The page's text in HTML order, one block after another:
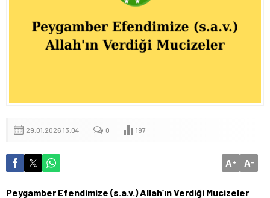
29.01.2026 13:04 0 197
A+ A-
Peygamber Efendimize (s.a.v.) Allah’ın Verdiği Mucizeler